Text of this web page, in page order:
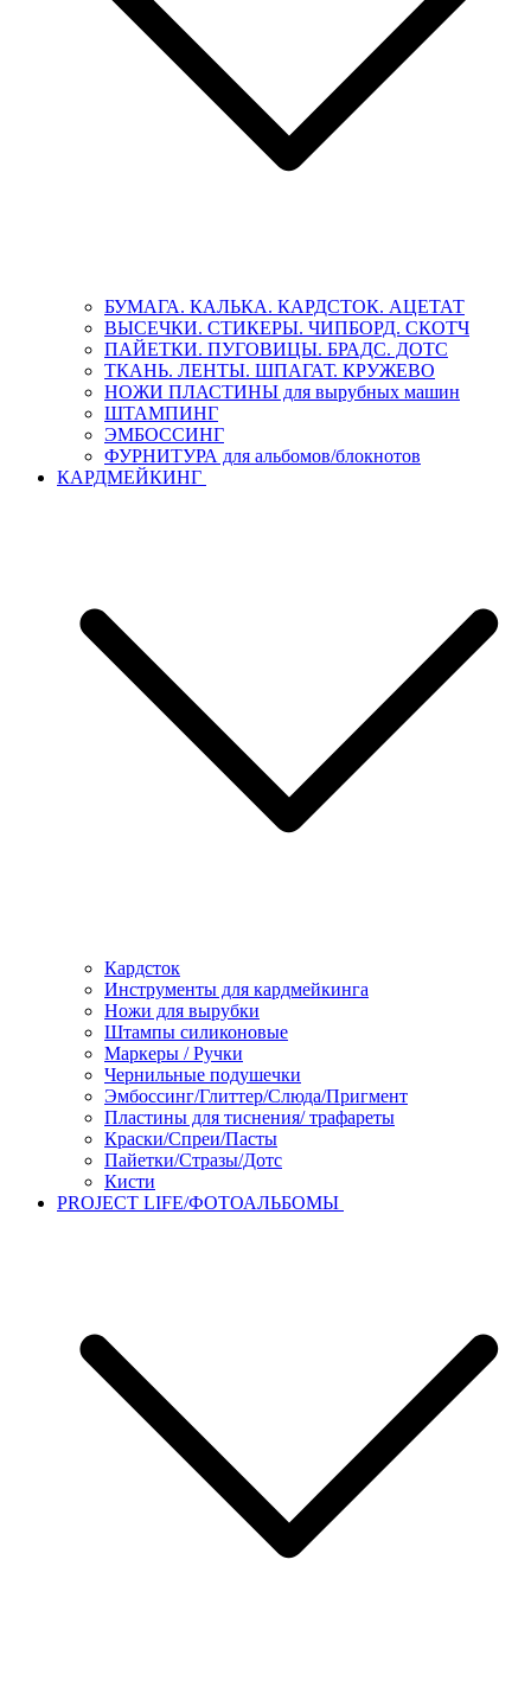
БУМАГА. КАЛЬКА. КАРДСТОК. АЦЕТАТ
ВЫСЕЧКИ. СТИКЕРЫ. ЧИПБОРД. СКОТЧ
ПАЙЕТКИ. ПУГОВИЦЫ. БРАДС. ДОТС
ТКАНЬ. ЛЕНТЫ. ШПАГАТ. КРУЖЕВО
НОЖИ ПЛАСТИНЫ для вырубных машин
ШТАМПИНГ
ЭМБОССИНГ
ФУРНИТУРА для альбомов/блокнотов
КАРДМЕЙКИНГ
Кардсток
Инструменты для кардмейкинга
Ножи для вырубки
Штампы силиконовые
Маркеры / Ручки
Чернильные подушечки
Эмбоссинг/Глиттер/Слюда/Пригмент
Пластины для тиснения/ трафареты
Краски/Спреи/Пасты
Пайетки/Стразы/Дотс
Кисти
PROJECT LIFE/ФОТОАЛЬБОМЫ